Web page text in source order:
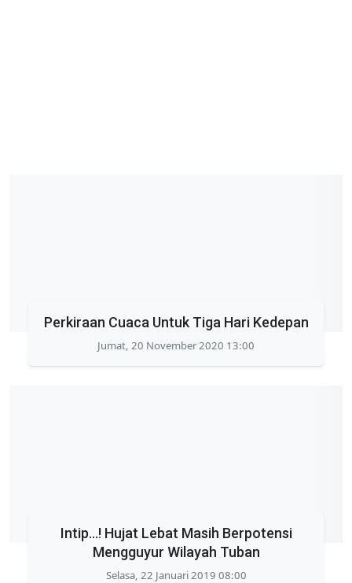
Perkiraan Cuaca Untuk Tiga Hari Kedepan
Jumat, 20 November 2020 13:00
Intip...! Hujat Lebat Masih Berpotensi
Mengguyur Wilayah Tuban
Selasa, 22 Januari 2019 08:00